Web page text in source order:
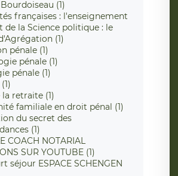
(1)
françaises : l'enseignement
de la Science politique : le
(1)
pénale (1)
pénale (1)
pénale (1)
retraite (1)
familiale en droit pénal (1)
du secret des
(1)
COACH NOTARIAL
SUR YOUTUBE (1)
séjour ESPACE SCHENGEN